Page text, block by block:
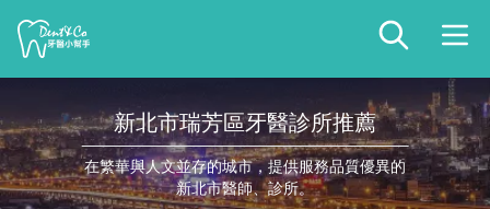
新北市瑞芳區牙醫診所推薦
在繁華與人文並存的城市，提供服務品質優異的
新北市醫師、診所。